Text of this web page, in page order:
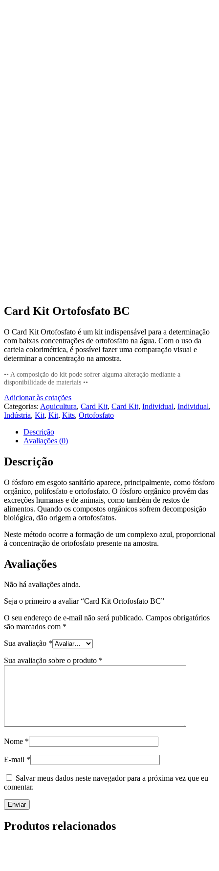
Card Kit Ortofosfato BC
O Card Kit Ortofosfato é um kit indispensável para a determinação
com baixas concentrações de ortofosfato na água. Com o uso da
cartela colorimétrica, é possível fazer uma comparação visual e
determinar a concentração na amostra.
•• A composição do kit pode sofrer alguma alteração mediante a
disponibilidade de materiais ••
Adicionar às cotações
Categorias: Aquicultura, Card Kit, Card Kit, Individual, Individual,
Indústria, Kit, Kit, Kits, Ortofosfato
Descrição
Avaliações (0)
Descrição
O fósforo em esgoto sanitário aparece, principalmente, como fósforo
orgânico, polifosfato e ortofosfato. O fósforo orgânico provém das
excreções humanas e de animais, como também de restos de
alimentos. Quando os compostos orgânicos sofrem decomposição
biológica, dão origem a ortofosfatos.
Neste método ocorre a formação de um complexo azul, proporcional
à concentração de ortofosfato presente na amostra.
Avaliações
Não há avaliações ainda.
Seja o primeiro a avaliar “Card Kit Ortofosfato BC”
O seu endereço de e-mail não será publicado. Campos obrigatórios
são marcados com *
Sua avaliação *
Sua avaliação sobre o produto *
Nome *
E-mail *
Salvar meus dados neste navegador para a próxima vez que eu
comentar.
Produtos relacionados